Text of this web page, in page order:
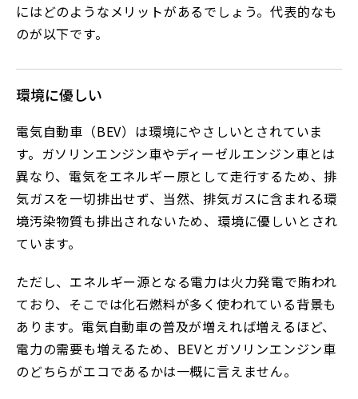
にはどのようなメリットがあるでしょう。代表的なも
のが以下です。
環境に優しい
電気自動車（BEV）は環境にやさしいとされていま
す。ガソリンエンジン車やディーゼルエンジン車とは
異なり、電気をエネルギー原として走行するため、排
気ガスを一切排出せず、当然、排気ガスに含まれる環
境汚染物質も排出されないため、環境に優しいとされ
ています。
ただし、エネルギー源となる電力は火力発電で賄われ
ており、そこでは化石燃料が多く使われている背景も
あります。電気自動車の普及が増えれば増えるほど、
電力の需要も増えるため、BEVとガソリンエンジン車
のどちらがエコであるかは一概に言えません。